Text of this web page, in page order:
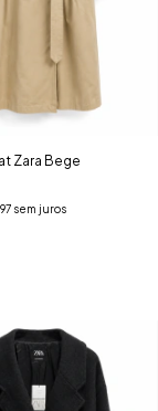
Zara Bege
sem juros